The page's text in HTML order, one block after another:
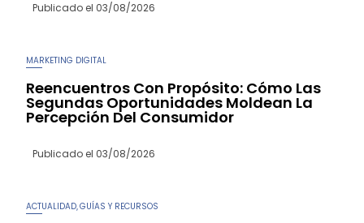
Publicado el 03/08/2026
MARKETING DIGITAL
Reencuentros Con Propósito: Cómo Las
Segundas Oportunidades Moldean La
Percepción Del Consumidor
Publicado el 03/08/2026
ACTUALIDAD ,GUÍAS Y RECURSOS